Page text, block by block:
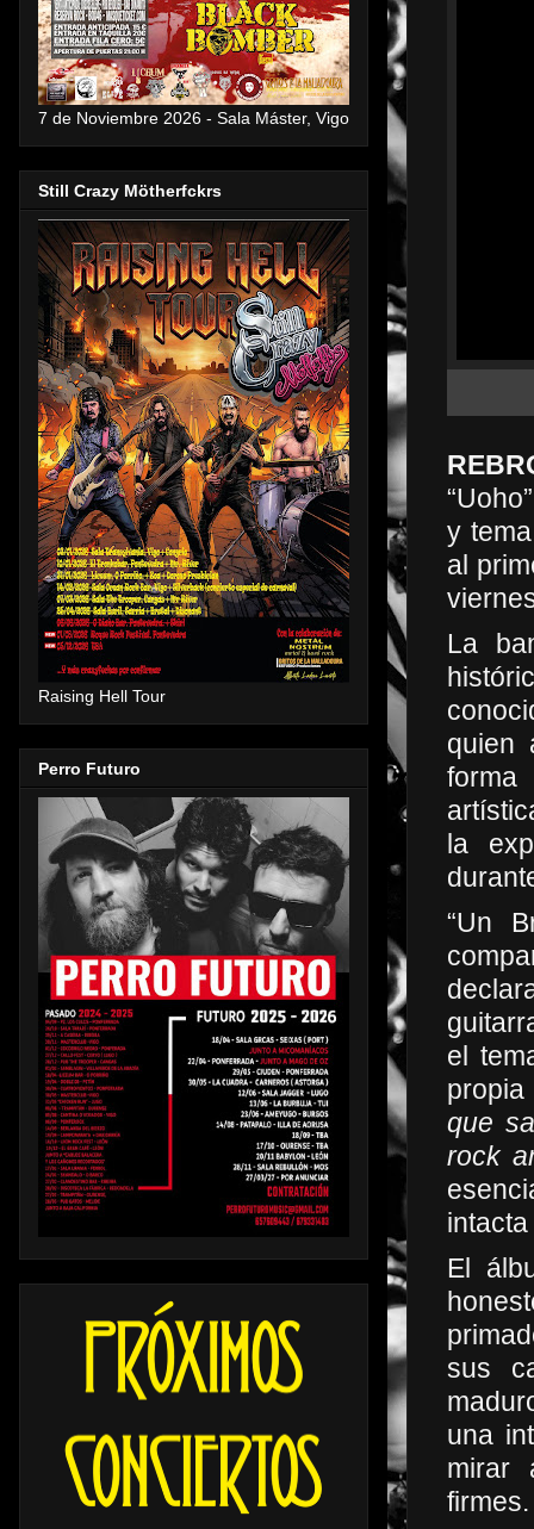
y
al
La
quien
la
“Un
el
que
rock
El
sus
una
mirar
firmes.
7 de Noviembre 2026 - Sala Máster, Vigo
Still Crazy Mötherfckrs
Raising Hell Tour
Perro Futuro